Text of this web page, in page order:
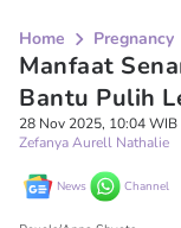
Home Pregnancy
Manfaat
Bantu Pulih
28 Nov 2025, 10:04 WIB
Zefanya Aurell Nathalie
News Channel